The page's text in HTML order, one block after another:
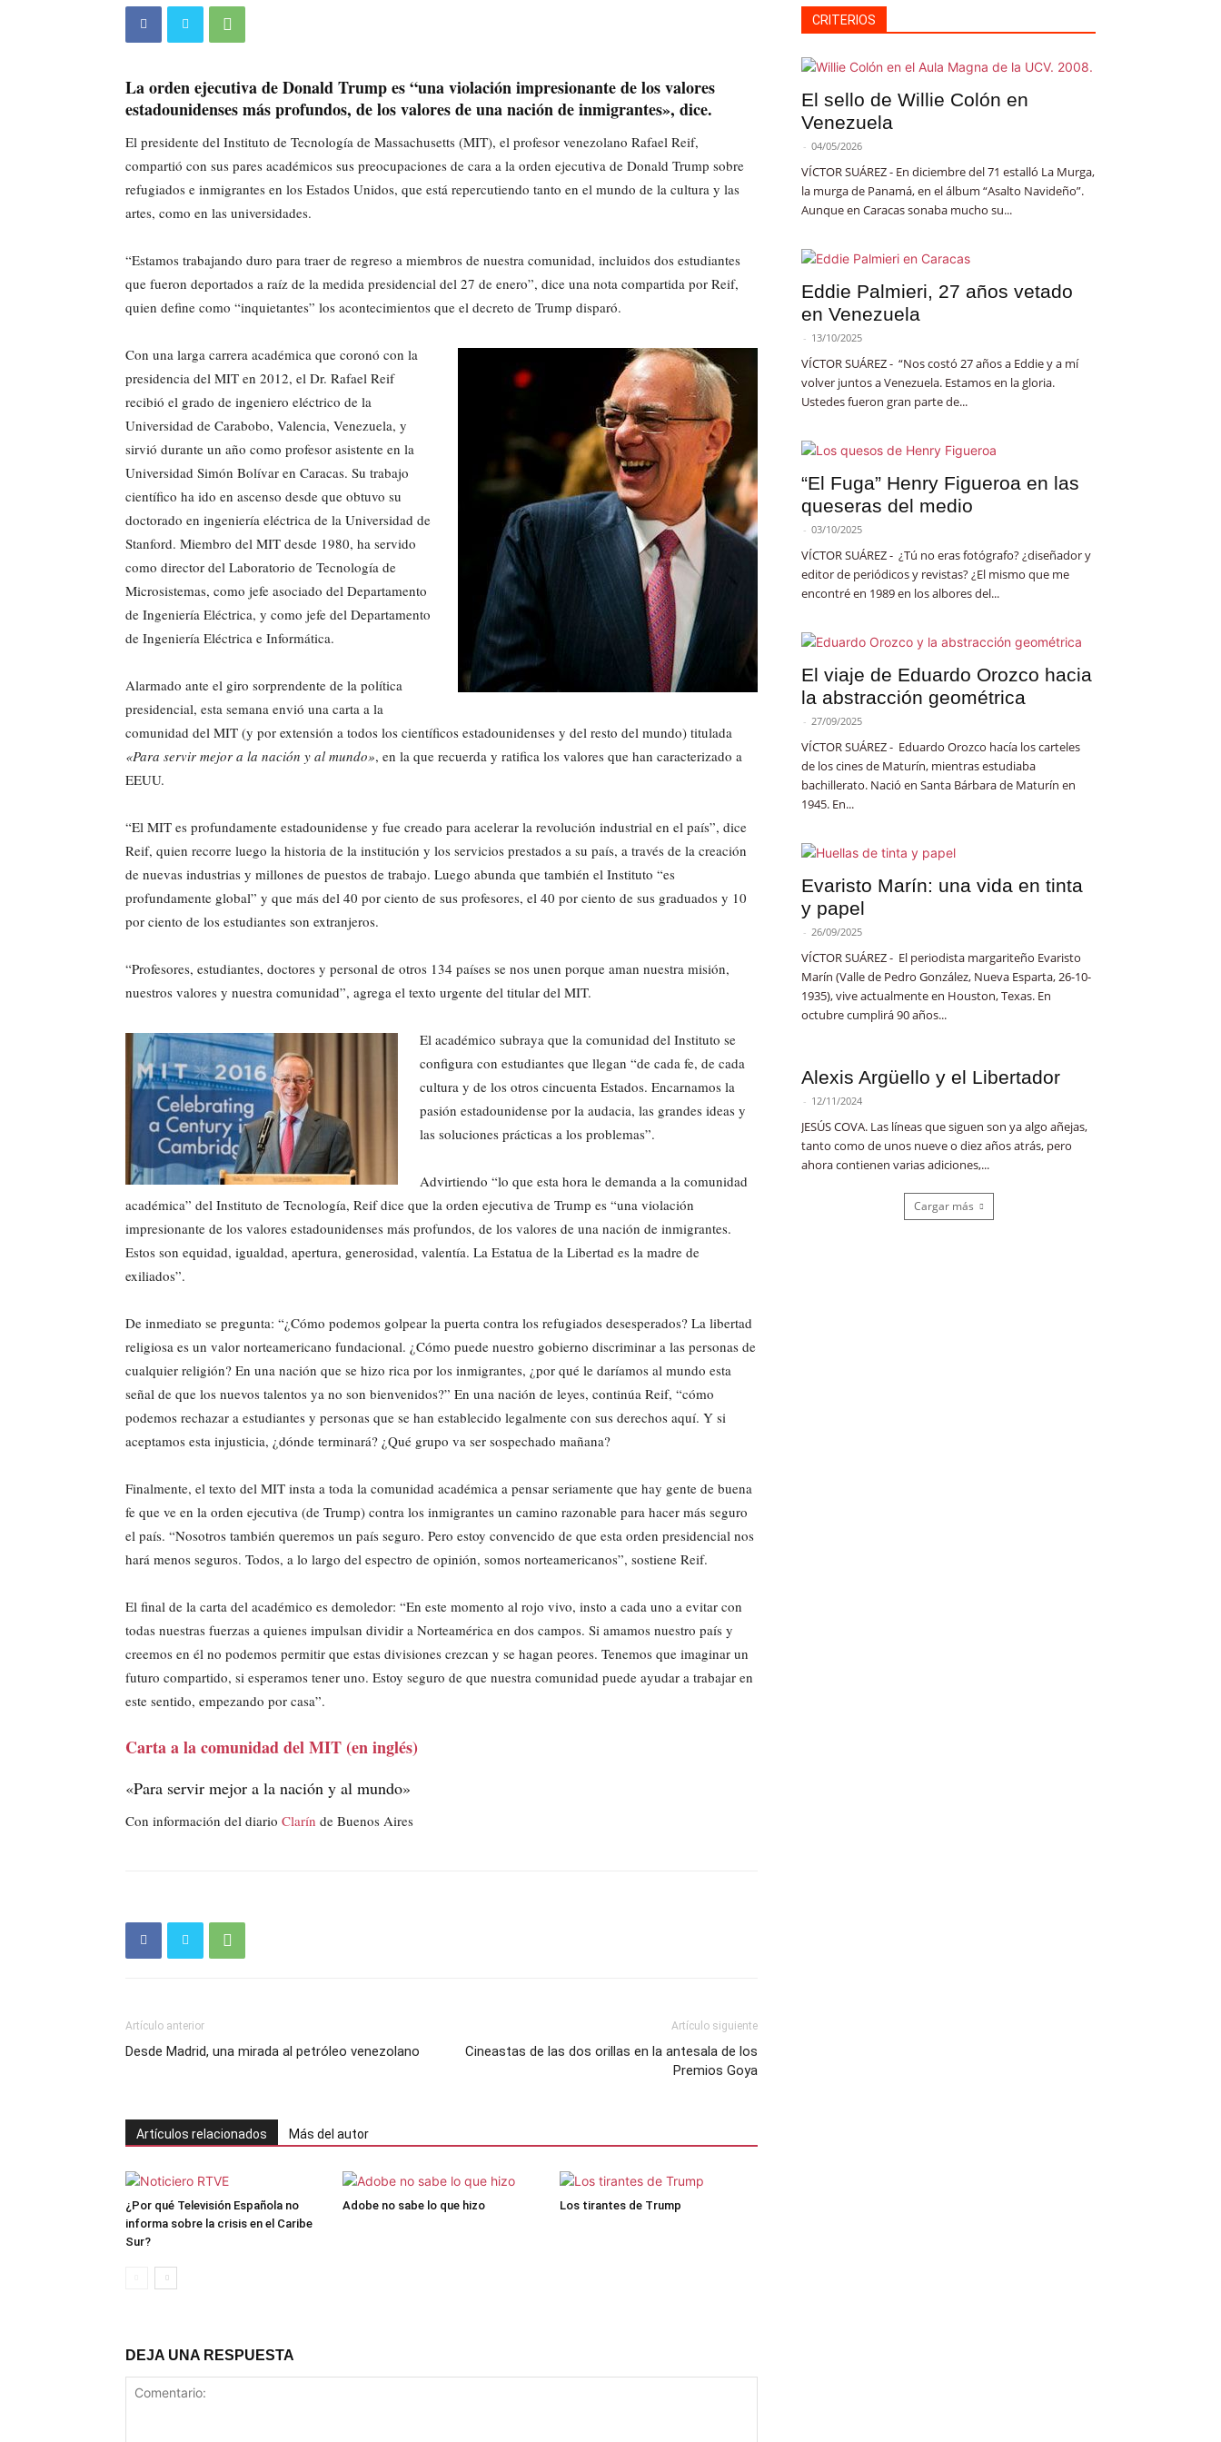
La orden ejecutiva de Donald Trump es “una violación impresionante de los valores
estadounidenses más profundos, de los valores de una nación de inmigrantes», dice.
El presidente del Instituto de Tecnología de Massachusetts (MIT), el profesor venezolano Rafael Reif,
compartió con sus pares académicos sus preocupaciones de cara a la orden ejecutiva de Donald Trump sobre
refugiados e inmigrantes en los Estados Unidos, que está repercutiendo tanto en el mundo de la cultura y las
artes, como en las universidades.
“Estamos trabajando duro para traer de regreso a miembros de nuestra comunidad, incluidos dos estudiantes
que fueron deportados a raíz de la medida presidencial del 27 de enero”, dice una nota compartida por Reif,
quien define como “inquietantes” los acontecimientos que el decreto de Trump disparó.
Con una larga carrera académica que coronó con la
presidencia del MIT en 2012, el Dr. Rafael Reif
recibió el grado de ingeniero eléctrico de la
Universidad de Carabobo, Valencia, Venezuela, y
sirvió durante un año como profesor asistente en la
Universidad Simón Bolívar en Caracas. Su trabajo
científico ha ido en ascenso desde que obtuvo su
doctorado en ingeniería eléctrica de la Universidad de
Stanford. Miembro del MIT desde 1980, ha servido
como director del Laboratorio de Tecnología de
Microsistemas, como jefe asociado del Departamento
de Ingeniería Eléctrica, y como jefe del Departamento
de Ingeniería Eléctrica e Informática.
Alarmado ante el giro sorprendente de la política
presidencial, esta semana envió una carta a la
comunidad del MIT (y por extensión a todos los científicos estadounidenses y del resto del mundo) titulada
«Para servir mejor a la nación y al mundo», en la que recuerda y ratifica los valores que han caracterizado a
EEUU.
“El MIT es profundamente estadounidense y fue creado para acelerar la revolución industrial en el país”, dice
Reif, quien recorre luego la historia de la institución y los servicios prestados a su país, a través de la creación
de nuevas industrias y millones de puestos de trabajo. Luego abunda que también el Instituto “es
profundamente global” y que más del 40 por ciento de sus profesores, el 40 por ciento de sus graduados y 10
por ciento de los estudiantes son extranjeros.
“Profesores, estudiantes, doctores y personal de otros 134 países se nos unen porque aman nuestra misión,
nuestros valores y nuestra comunidad”, agrega el texto urgente del titular del MIT.
El académico subraya que la comunidad del Instituto se
configura con estudiantes que llegan “de cada fe, de cada
cultura y de los otros cincuenta Estados. Encarnamos la
pasión estadounidense por la audacia, las grandes ideas y
las soluciones prácticas a los problemas”.
Advirtiendo “lo que esta hora le demanda a la comunidad
académica” del Instituto de Tecnología, Reif dice que la orden ejecutiva de Trump es “una violación
impresionante de los valores estadounidenses más profundos, de los valores de una nación de inmigrantes.
Estos son equidad, igualdad, apertura, generosidad, valentía. La Estatua de la Libertad es la madre de
exiliados”.
De inmediato se pregunta: “¿Cómo podemos golpear la puerta contra los refugiados desesperados? La libertad
religiosa es un valor norteamericano fundacional. ¿Cómo puede nuestro gobierno discriminar a las personas de
cualquier religión? En una nación que se hizo rica por los inmigrantes, ¿por qué le daríamos al mundo esta
señal de que los nuevos talentos ya no son bienvenidos?” En una nación de leyes, continúa Reif, “cómo
podemos rechazar a estudiantes y personas que se han establecido legalmente con sus derechos aquí. Y si
aceptamos esta injusticia, ¿dónde terminará? ¿Qué grupo va ser sospechado mañana?
Finalmente, el texto del MIT insta a toda la comunidad académica a pensar seriamente que hay gente de buena
fe que ve en la orden ejecutiva (de Trump) contra los inmigrantes un camino razonable para hacer más seguro
el país. “Nosotros también queremos un país seguro. Pero estoy convencido de que esta orden presidencial nos
hará menos seguros. Todos, a lo largo del espectro de opinión, somos norteamericanos”, sostiene Reif.
El final de la carta del académico es demoledor: “En este momento al rojo vivo, insto a cada uno a evitar con
todas nuestras fuerzas a quienes impulsan dividir a Norteamérica en dos campos. Si amamos nuestro país y
creemos en él no podemos permitir que estas divisiones crezcan y se hagan peores. Tenemos que imaginar un
futuro compartido, si esperamos tener uno. Estoy seguro de que nuestra comunidad puede ayudar a trabajar en
este sentido, empezando por casa”.
Carta a la comunidad del MIT (en inglés)
«Para servir mejor a la nación y al mundo»
Con información del diario Clarín de Buenos Aires
Artículo anterior
Desde Madrid, una mirada al petróleo venezolano
Artículo siguiente
Cineastas de las dos orillas en la antesala de los
Premios Goya
Artículos relacionados Más del autor
¿Por qué Televisión Española no
informa sobre la crisis en el Caribe
Sur?
Adobe no sabe lo que hizo Los tirantes de Trump
DEJA UNA RESPUESTA
CRITERIOS
El sello de Willie Colón en
Venezuela
- 04/05/2026
VÍCTOR SUÁREZ - En diciembre del 71 estalló La Murga,
la murga de Panamá, en el álbum “Asalto Navideño”.
Aunque en Caracas sonaba mucho su...
Eddie Palmieri, 27 años vetado
en Venezuela
- 13/10/2025
VÍCTOR SUÁREZ - “Nos costó 27 años a Eddie y a mí
volver juntos a Venezuela. Estamos en la gloria.
Ustedes fueron gran parte de...
“El Fuga” Henry Figueroa en las
queseras del medio
- 03/10/2025
VÍCTOR SUÁREZ - ¿Tú no eras fotógrafo? ¿diseñador y
editor de periódicos y revistas? ¿El mismo que me
encontré en 1989 en los albores del...
El viaje de Eduardo Orozco hacia
la abstracción geométrica
- 27/09/2025
VÍCTOR SUÁREZ - Eduardo Orozco hacía los carteles
de los cines de Maturín, mientras estudiaba
bachillerato. Nació en Santa Bárbara de Maturín en
1945. En...
Evaristo Marín: una vida en tinta
y papel
- 26/09/2025
VÍCTOR SUÁREZ - El periodista margariteño Evaristo
Marín (Valle de Pedro González, Nueva Esparta, 26-10-
1935), vive actualmente en Houston, Texas. En
octubre cumplirá 90 años...
Alexis Argüello y el Libertador
- 12/11/2024
JESÚS COVA. Las líneas que siguen son ya algo añejas,
tanto como de unos nueve o diez años atrás, pero
ahora contienen varias adiciones,...
Cargar más